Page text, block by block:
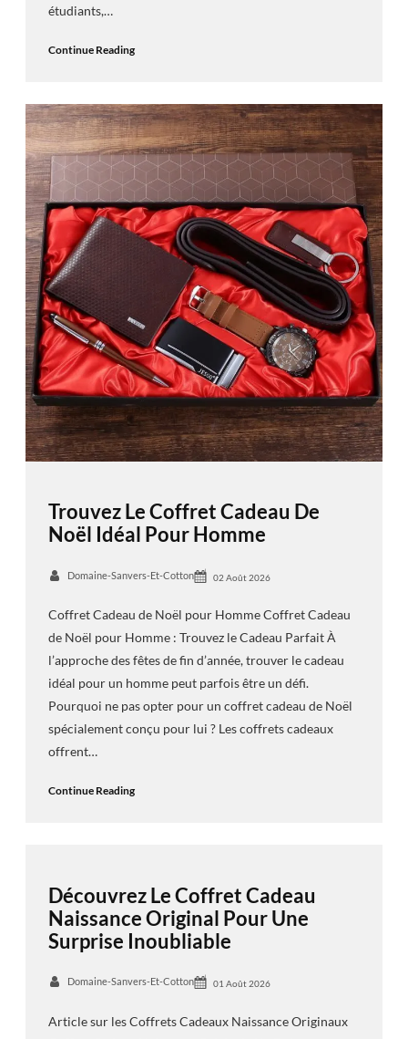
étudiants,…
Continue Reading
Trouvez Le Coffret Cadeau De
Noël Idéal Pour Homme
Domaine-Sanvers-Et-Cotton 02 Août 2026
Coffret Cadeau de Noël pour Homme Coffret Cadeau
de Noël pour Homme : Trouvez le Cadeau Parfait À
l’approche des fêtes de fin d’année, trouver le cadeau
idéal pour un homme peut parfois être un défi.
Pourquoi ne pas opter pour un coffret cadeau de Noël
spécialement conçu pour lui ? Les coffrets cadeaux
offrent…
Continue Reading
Découvrez Le Coffret Cadeau
Naissance Original Pour Une
Surprise Inoubliable
Domaine-Sanvers-Et-Cotton 01 Août 2026
Article sur les Coffrets Cadeaux Naissance Originaux